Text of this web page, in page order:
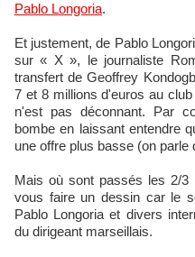
Pablo Longoria.
Et justement, de Pablo
sur « X », le journaliste
transfert de Geoffrey
7 et 8 millions d'euros au
n'est pas déconnant. Par
bombe en laissant entendre
une offre plus basse (on parle
Mais où sont passés les 2/
vous faire un dessin car le
Pablo Longoria et divers
du dirigeant marseillais.